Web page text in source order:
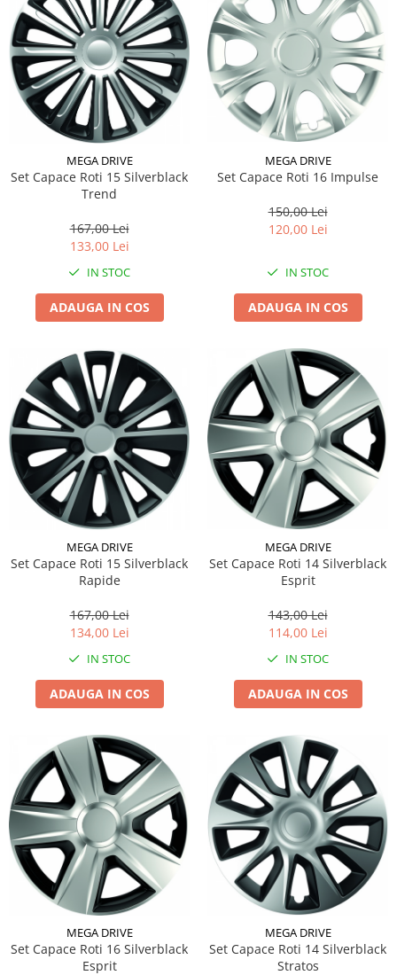
MEGA DRIVE
Set Capace Roti 15 Silverblack
Trend
167,00 Lei
133,00 Lei
IN STOC
ADAUGA IN COS
MEGA DRIVE
Set Capace Roti 16 Impulse
150,00 Lei
120,00 Lei
IN STOC
ADAUGA IN COS
MEGA DRIVE
Set Capace Roti 15 Silverblack
Rapide
167,00 Lei
134,00 Lei
IN STOC
ADAUGA IN COS
MEGA DRIVE
Set Capace Roti 14 Silverblack
Esprit
143,00 Lei
114,00 Lei
IN STOC
ADAUGA IN COS
MEGA DRIVE
Set Capace Roti 16 Silverblack
Esprit
MEGA DRIVE
Set Capace Roti 14 Silverblack
Stratos